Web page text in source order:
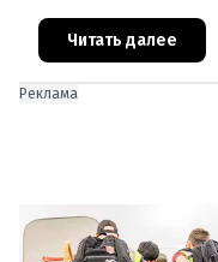
стало очередным
противоречивых
Читать далее
Реклама